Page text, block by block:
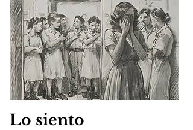
Lo siento